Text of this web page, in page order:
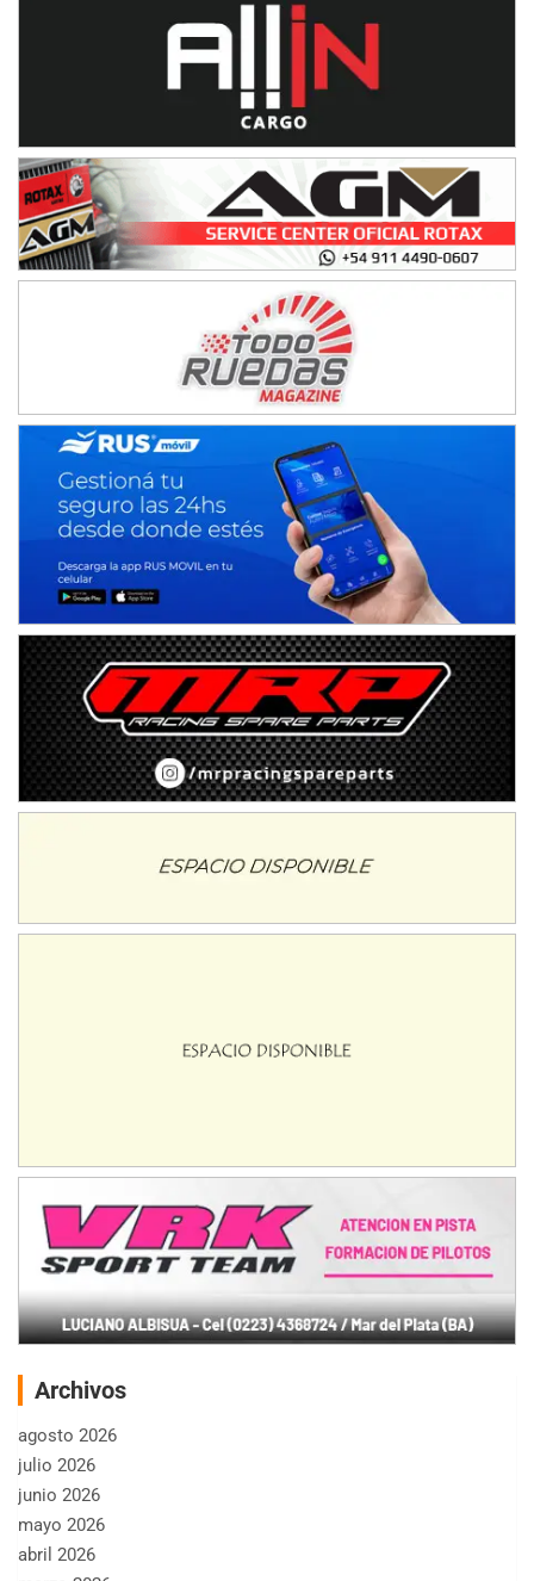
Archivos
agosto 2026
julio 2026
junio 2026
mayo 2026
abril 2026